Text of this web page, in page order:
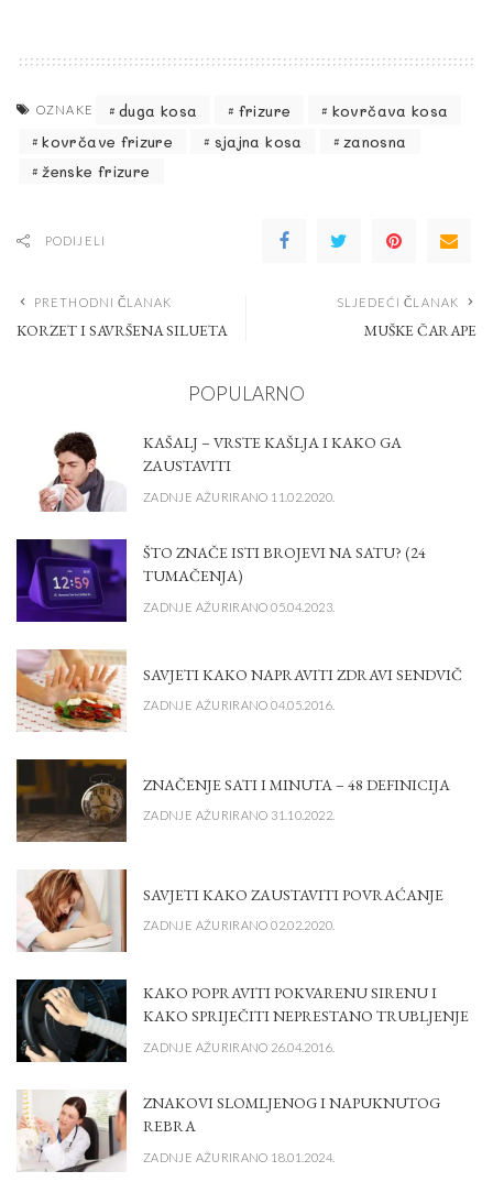
OZNAKE duga kosa frizure
kovrčava kosa
kovrčave frizure
sjajna kosa
zanosna
ženske frizure
PODIJELI
PRETHODNI ČLANAK
KORZET I SAVRŠENA SILUETA
SLJEDEĆI ČLANAK
MUŠKE ČARAPE
POPULARNO
KAŠALJ – VRSTE KAŠLJA I KAKO GA
ZAUSTAVITI
ZADNJE AŽURIRANO 11.02.2020.
ŠTO ZNAČE ISTI BROJEVI NA SATU? (24
TUMAČENJA)
ZADNJE AŽURIRANO 05.04.2023.
SAVJETI KAKO NAPRAVITI ZDRAVI SENDVIČ
ZADNJE AŽURIRANO 04.05.2016.
ZNAČENJE SATI I MINUTA – 48 DEFINICIJA
ZADNJE AŽURIRANO 31.10.2022.
SAVJETI KAKO ZAUSTAVITI POVRAĆANJE
ZADNJE AŽURIRANO 02.02.2020.
KAKO POPRAVITI POKVARENU SIRENU I
KAKO SPRIJEČITI NEPRESTANO TRUBLJENJE
ZADNJE AŽURIRANO 26.04.2016.
ZNAKOVI SLOMLJENOG I NAPUKNUTOG
REBRA
ZADNJE AŽURIRANO 18.01.2024.